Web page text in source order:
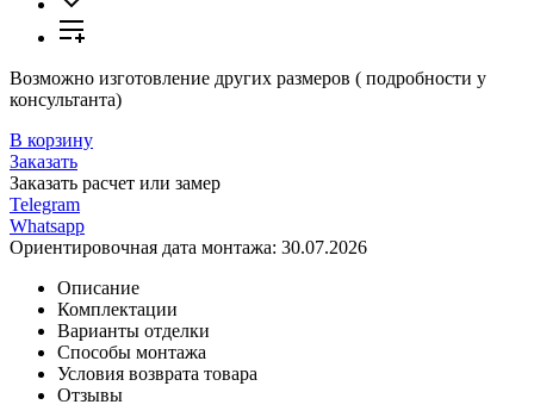
Возможно изготовление других размеров ( подробности у
консультанта)
В корзину
Заказать
Заказать расчет или замер
Telegram
Whatsapp
Ориентировочная дата монтажа: 30.07.2026
Описание
Комплектации
Варианты отделки
Способы монтажа
Условия возврата товара
Отзывы